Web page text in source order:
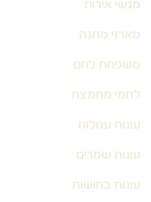
מגשי אירוח
מארזי מתנה
משפחת לחם
לחמי מחמצת
עוגות עגולות
עוגות שמרים
עוגות בחושות